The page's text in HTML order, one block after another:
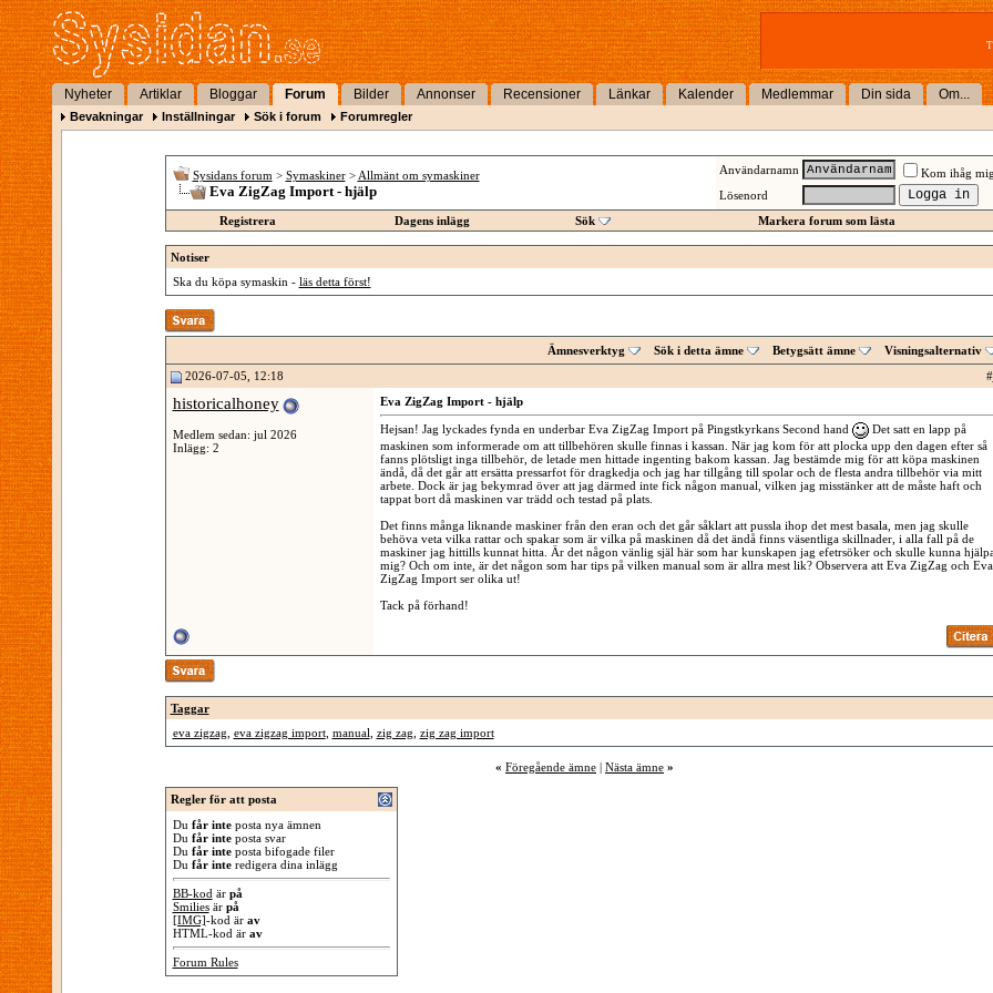
Nyheter Artiklar Bloggar Forum Bilder Annonser Recensioner Länkar Kalender Medlemmar Din sida Om...
Bevakningar Inställningar Sök i forum Forumregler
Sysidans forum > Symaskiner > Allmänt om symaskiner
Eva ZigZag Import - hjälp
Användarnamn
Kom ihåg
Lösenord
Registrera
Dagens inlägg Sök Markera forum som lästa
Notiser
Ska du köpa symaskin - läs detta först!
Ämnesverktyg Sök i detta ämne Betygsätt ämne
Visningsalternativ
2026-07-05, 12:18
#
historicalhoney
Medlem sedan: jul 2026
Inlägg: 2
Eva ZigZag Import - hjälp
Hejsan! Jag lyckades fynda en underbar Eva ZigZag Import på Pingstkyrkans Second hand
Det satt en lapp på
maskinen som informerade om att tillbehören skulle finnas i kassan. När jag kom för att plocka upp den dagen efter så
fanns plötsligt inga tillbehör, de letade men hittade ingenting bakom kassan. Jag bestämde mig för att köpa maskinen
ändå, då det går att ersätta pressarfot för dragkedja och jag har tillgång till spolar och de flesta andra tillbehör via mitt
arbete. Dock är jag bekymrad över att jag därmed inte fick någon manual, vilken jag misstänker att de måste haft och
tappat bort då maskinen var trädd och testad på plats.
Det finns många liknande maskiner från den eran och det går såklart att pussla ihop det mest basala, men jag skulle
behöva veta vilka rattar och spakar som är vilka på maskinen då det ändå finns väsentliga skillnader, i alla fall på de
maskiner jag hittills kunnat hitta. Är det någon vänlig själ här som har kunskapen jag efetrsöker och skulle kunna
mig? Och om inte, är det någon som har tips på vilken manual som är allra mest lik? Observera att Eva ZigZag och Eva
ZigZag Import ser olika ut!
Tack på förhand!
Taggar
eva zigzag eva zigzag import, manual zig zag zig zag import
« Föregående ämne | Nästa ämne »
Regler för att posta
Du får inteposta nya ämnen
Du får inteposta svar
Du får inteposta bifogade filer
Du får interedigera dina inlägg
BB-kod är på
Smiliesär på
[IMG]-kod är av
HTML-kod är av
Forum Rules